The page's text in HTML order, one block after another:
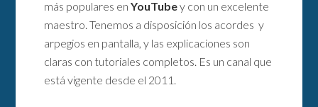
más populares enYouTubey con un excelente
maestro. Tenemos a disposición los acordes y
arpegios en pantalla, y las explicaciones son
claras con tutoriales completos. Es un canal que
está vigente desde el 2011.